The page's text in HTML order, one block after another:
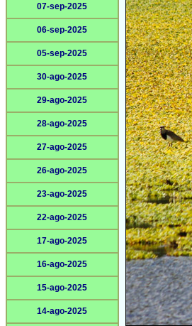
07-sep-2025
06-sep-2025
05-sep-2025
30-ago-2025
29-ago-2025
28-ago-2025
27-ago-2025
26-ago-2025
23-ago-2025
22-ago-2025
17-ago-2025
16-ago-2025
15-ago-2025
14-ago-2025